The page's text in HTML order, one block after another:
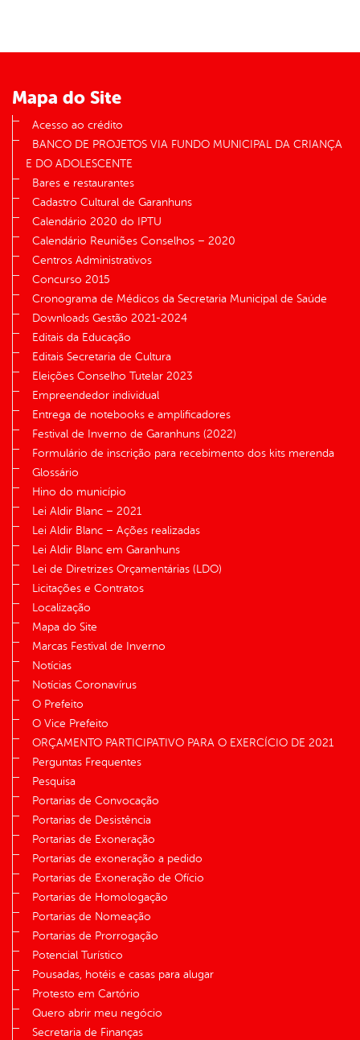
Mapa do Site
Acesso ao crédito
BANCO DE PROJETOS VIA FUNDO MUNICIPAL DA CRIANÇA
E DO ADOLESCENTE
Bares e restaurantes
Cadastro Cultural de Garanhuns
Calendário 2020 do IPTU
Calendário Reuniões Conselhos – 2020
Centros Administrativos
Concurso 2015
Cronograma de Médicos da Secretaria Municipal de Saúde
Downloads Gestão 2021-2024
Editais da Educação
Editais Secretaria de Cultura
Eleições Conselho Tutelar 2023
Empreendedor individual
Entrega de notebooks e amplificadores
Festival de Inverno de Garanhuns (2022)
Formulário de inscrição para recebimento dos kits merenda
Glossário
Hino do município
Lei Aldir Blanc – 2021
Lei Aldir Blanc – Ações realizadas
Lei Aldir Blanc em Garanhuns
Lei de Diretrizes Orçamentárias (LDO)
Licitações e Contratos
Localização
Mapa do Site
Marcas Festival de Inverno
Notícias
Notícias Coronavírus
O Prefeito
O Vice Prefeito
ORÇAMENTO PARTICIPATIVO PARA O EXERCÍCIO DE 2021
Perguntas Frequentes
Pesquisa
Portarias de Convocação
Portarias de Desistência
Portarias de Exoneração
Portarias de exoneração a pedido
Portarias de Exoneração de Ofício
Portarias de Homologação
Portarias de Nomeação
Portarias de Prorrogação
Potencial Turístico
Pousadas, hotéis e casas para alugar
Protesto em Cartório
Quero abrir meu negócio
Secretaria de Finanças